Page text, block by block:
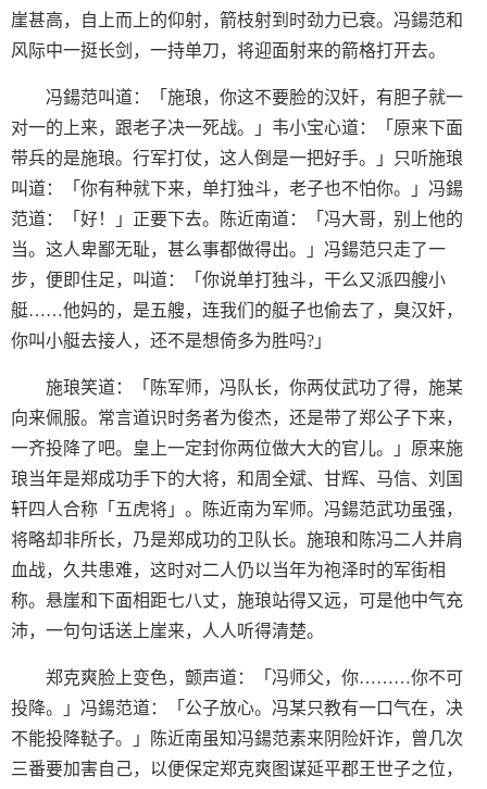
崖甚高，自上而上的仰射，箭枝射到时劲力已衰。冯鍚范和
风际中一挺长剑，一持单刀，将迎面射来的箭格打开去。
冯鍚范叫道：「施琅，你这不要脸的汉奸，有胆子就一
对一的上来，跟老子决一死战。」韦小宝心道：「原来下面
带兵的是施琅。行军打仗，这人倒是一把好手。」只听施琅
叫道：「你有种就下来，单打独斗，老子也不怕你。」冯鍚
范道：「好！」正要下去。陈近南道：「冯大哥，别上他的
当。这人卑鄙无耻，甚么事都做得出。」冯鍚范只走了一
步，便即住足，叫道：「你说单打独斗，干么又派四艘小
艇……他妈的，是五艘，连我们的艇子也偷去了，臭汉奸，
你叫小艇去接人，还不是想倚多为胜吗?」
施琅笑道：「陈军师，冯队长，你两仗武功了得，施某
向来佩服。常言道识时务者为俊杰，还是带了郑公子下来，
一齐投降了吧。皇上一定封你两位做大大的官儿。」原来施
琅当年是郑成功手下的大将，和周全斌、甘辉、马信、刘国
轩四人合称「五虎将」。陈近南为军师。冯鍚范武功虽强，
将略却非所长，乃是郑成功的卫队长。施琅和陈冯二人并肩
血战，久共患难，这时对二人仍以当年为袍泽时的军街相
称。悬崖和下面相距七八丈，施琅站得又远，可是他中气充
沛，一句句话送上崖来，人人听得清楚。
郑克爽脸上变色，颤声道：「冯师父，你………你不可
投降。」冯鍚范道：「公子放心。冯某只教有一口气在，决
不能投降鞑子。」陈近南虽知冯鍚范素来阴险奸诈，曾几次
三番要加害自己，以便保定郑克爽图谋延平郡王世子之位，